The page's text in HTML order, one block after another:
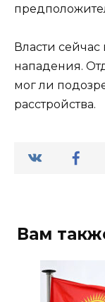
Власти сейчас
нападения.
мог ли
расстройства.
Вам